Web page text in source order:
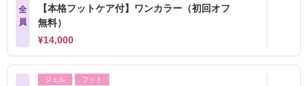
全
員
【本格フットケア付】ワンカラー（初回オフ
無料）
¥14,000
ジェル フット